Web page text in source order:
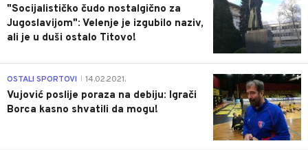
"Socijalističko čudo nostalgično za
Jugoslavijom": Velenje je izgubilo naziv,
ali je u duši ostalo Titovo!
1
OSTALI SPORTOVI 14.02.2021.
Vujović poslije poraza na debiju: Igrači
Borca kasno shvatili da mogu!